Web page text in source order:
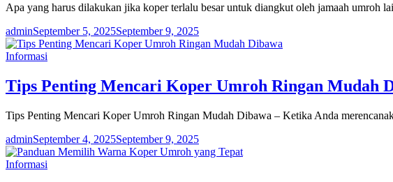
Apa yang harus dilakukan jika koper terlalu besar untuk diangkut oleh jamaah umroh
adminSeptember 5, 2025September 9, 2025
Informasi
Tips Penting Mencari Koper Umroh Ringan Mudah
Tips Penting Mencari Koper Umroh Ringan Mudah Dibawa – Ketika Anda
adminSeptember 4, 2025September 9, 2025
Informasi